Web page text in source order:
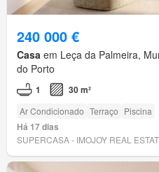
240 000 €
Casa em Leça da Palmeira,
do Porto
1 30 m²
Ar Condicionado Terraço Piscina
Há 17 dias
SUPERCASA - IMOJOY REAL